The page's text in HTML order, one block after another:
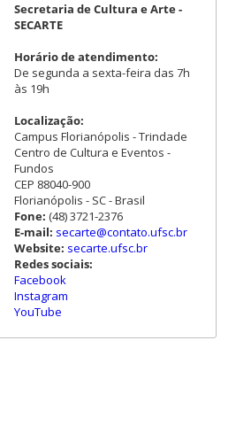
Secretaria de Cultura e Arte -
SECARTE
Horário de atendimento:
De segunda a sexta-feira das 7h
às 19h
Localização:
Campus Florianópolis - Trindade
Centro de Cultura e Eventos -
Fundos
CEP 88040-900
Florianópolis - SC - Brasil
Fone: (48) 3721-2376
E-mail: secarte@contato.ufsc.br
Website: secarte.ufsc.br
Redes sociais:
Facebook
Instagram
YouTube